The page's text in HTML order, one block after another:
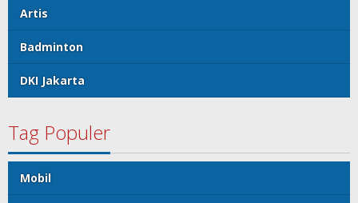
Artis
Badminton
DKI Jakarta
Tag Populer
Mobil